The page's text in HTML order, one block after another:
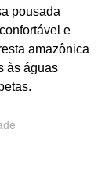
pousada
e
amazônica
às águas